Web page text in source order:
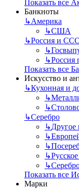
Показать все
Банкноты
↳Америка
↳США
↳Россия и
↳
↳Россия
Показать все
Искусство и
↳Кухонная и
↳
↳
↳Серебро
↳Другое
↳
↳
↳
↳
Показать все
Марки